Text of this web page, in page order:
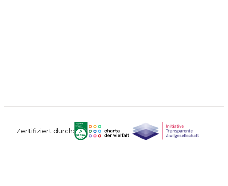
Zertifiziert durch: